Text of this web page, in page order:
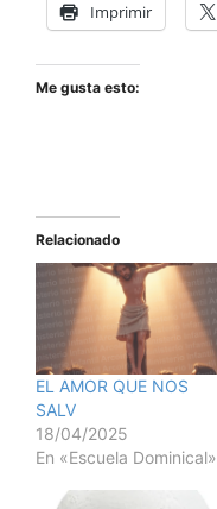
Imprimir
Me gusta esto:
Relacionado
EL AMOR QUE NOS
SALV
18/04/2025
En «Escuela Dominical»